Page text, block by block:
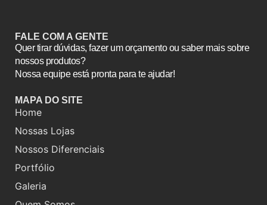
FALE COM A GENTE
Quer tirar dúvidas, fazer um orçamento ou saber mais sobre
nossos produtos?
Nossa equipe está pronta para te ajudar!
MAPA DO SITE
Home
Nossas Lojas
Nossos Diferenciais
Portfólio
Galeria